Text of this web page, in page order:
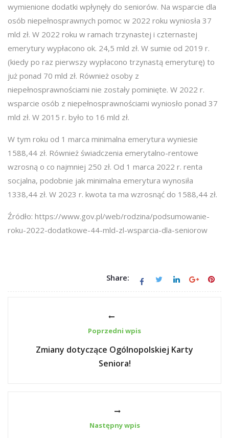
wymienione dodatki wpłynęły do seniorów. Na wsparcie dla
osób niepełnosprawnych pomoc w 2022 roku wyniosła 37
mld zł. W 2022 roku w ramach trzynastej i czternastej
emerytury wypłacono ok. 24,5 mld zł. W sumie od 2019 r.
(kiedy po raz pierwszy wypłacono trzynastą emeryturę) to
już ponad 70 mld zł. Również osoby z
niepełnosprawnościami nie zostały pominięte. W 2022 r.
wsparcie osób z niepełnosprawnościami wyniosło ponad 37
mld zł. W 2015 r. było to 16 mld zł.
W tym roku od 1 marca minimalna emerytura wyniesie
1588,44 zł. Również świadczenia emerytalno-rentowe
wzrosną o co najmniej 250 zł. Od 1 marca 2022 r. renta
socjalna, podobnie jak minimalna emerytura wynosiła
1338,44 zł. W 2023 r. kwota ta ma wzrosnąć do 1588,44 zł.
Źródło: https://www.gov.pl/web/rodzina/podsumowanie-
roku-2022-dodatkowe-44-mld-zl-wsparcia-dla-seniorow
Share:
Poprzedni wpis
Zmiany dotyczące Ogólnopolskiej Karty
Seniora!
Następny wpis